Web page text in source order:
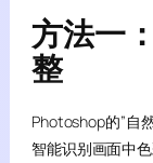
方法一
整
Photoshop的”自
智能识别画面中